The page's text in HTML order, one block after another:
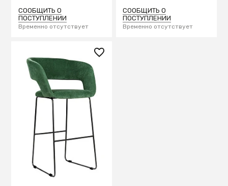
СООБЩИТЬ О
ПОСТУПЛЕНИИ
Временно отсутствует
СООБЩИТЬ О
ПОСТУПЛЕНИИ
Временно отсутствует